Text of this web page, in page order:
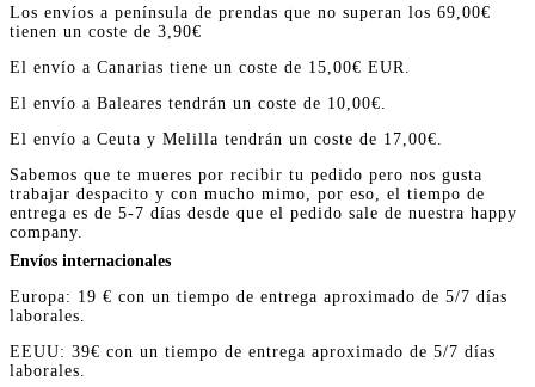
Los envíos a península de prendas que no superan los 69,00€
tienen un coste de 3,90€
El envío a Canarias tiene un coste de 15,00€ EUR.
El envío a Baleares tendrán un coste de 10,00€.
El envío a Ceuta y Melilla tendrán un coste de 17,00€.
Sabemos que te mueres por recibir tu pedido pero nos gusta
trabajar despacito y con mucho mimo, por eso, el tiempo de
entrega es de 5-7 días desde que el pedido sale de nuestra happy
company.
Envíos internacionales
Europa: 19 € con un tiempo de entrega aproximado de 5/7 días
laborales.
EEUU: 39€ con un tiempo de entrega aproximado de 5/7 días
laborales.